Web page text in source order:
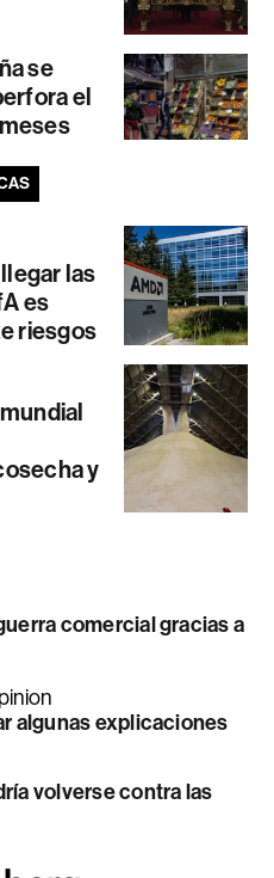
se
el
las
es
riesgos
y
comercial gracias a
algunas explicaciones
volverse contra las